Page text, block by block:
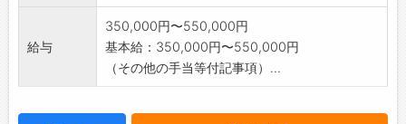
給与
350,000円〜550,000円
基本給：350,000円〜550,000円
（その他の手当等付記事項）...